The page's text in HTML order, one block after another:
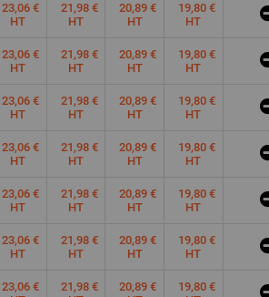
23,06 €
HT
21,98 €
HT
20,89 €
HT
19,80 €
HT
23,06 €
HT
21,98 €
HT
20,89 €
HT
19,80 €
HT
23,06 €
HT
21,98 €
HT
20,89 €
HT
19,80 €
HT
23,06 €
HT
21,98 €
HT
20,89 €
HT
19,80 €
HT
23,06 €
HT
21,98 €
HT
20,89 €
HT
19,80 €
HT
23,06 €
HT
21,98 €
HT
20,89 €
HT
19,80 €
HT
23,06 €
21,98 €
20,89 €
19,80 €